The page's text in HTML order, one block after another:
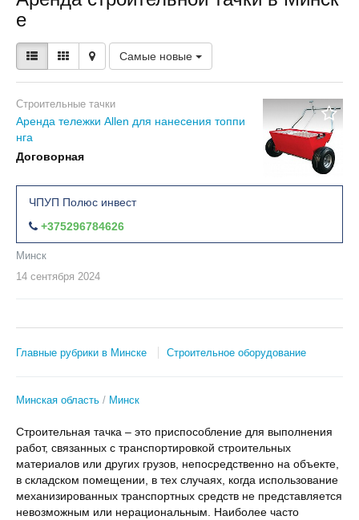
е
Самые новые
Строительные тачки
Аренда тележки Allen для нанесения топпи
нга
Договорная
ЧПУП Полюс инвест
+375296784626
Минск
14 сентября 2024
Главные рубрики в Минске Строительное оборудование
Минская область Минск
Строительная тачка – это приспособление для выполнения
работ, связанных с транспортировкой строительных
материалов или других грузов, непосредственно на объекте,
в складском помещении, в тех случаях, когда использование
механизированных транспортных средств не представляется
невозможным или нерациональным. Наиболее часто